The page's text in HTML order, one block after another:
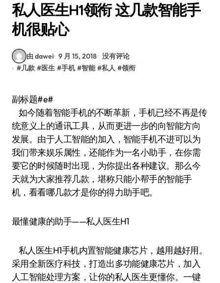
私人医生H1领衔 这几款智能手
机很贴心
由 dawei 9 月 15, 2018 没有评论
#几款 #医生 #手机 #智能 #私人 #领衔
副标题#e#
如今随着智能手机的不断革新，手机已经不再是传
统意义上的通讯工具，从而更进一步的向智能方向
发展。由于人工智能的加入，智能手机不进可以为
我们带来娱乐属性，还能作为一名小助手，在你需
要它的时候随时出现，为你提出各种建议。那么今
天就为大家推荐几款，堪称只能小帮手的智能手
机，看看哪几款才是你的得力助手吧。
最懂健康的助手——私人医生H1
私人医生H1手机内置智能健康芯片，越用越好用。
采用全新医疗科技，打造出多功能健康芯片，加入
人工智能处理方案，让你的私人医生更懂你。一键